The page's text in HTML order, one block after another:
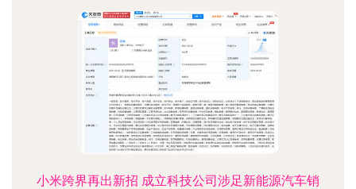
小米跨界再出新招 成立科技公司涉足新能源汽车销